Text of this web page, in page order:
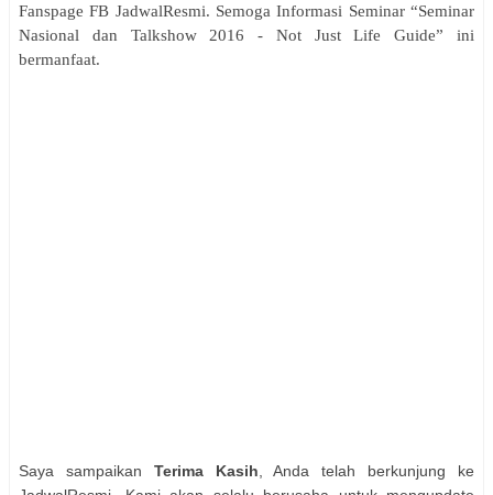
Fanspage FB JadwalResmi. Semoga Informasi Seminar “Seminar
Nasional dan Talkshow 2016 - Not Just Life Guide” ini
bermanfaat.
Saya sampaikan Terima Kasih , Anda telah berkunjung ke